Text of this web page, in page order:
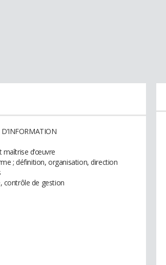
maîtrise d’œuvre
; définition, organisation, direction
contrôle de gestion